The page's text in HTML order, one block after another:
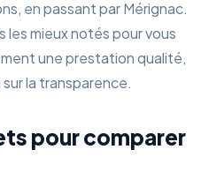
en passant par Mérignac.
les mieux notés pour vous
une prestation qualité,
la transparence.
pour comparer